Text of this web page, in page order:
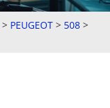
> PEUGEOT > 508 >